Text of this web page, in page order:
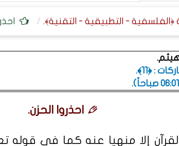
: ﴿11﴾.
.
احذروا الحزن.
إلا منهيا عنه كما في قوله